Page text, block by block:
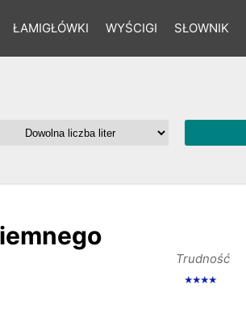
ŁAMIGŁÓWKI WYŚCIGI SŁOWNIK
Trudność
★★★★